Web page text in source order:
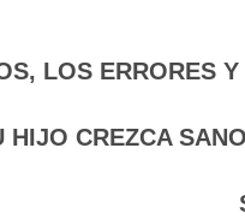
LOS ERRORES
HIJO CREZCA